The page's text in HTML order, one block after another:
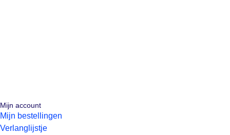
Mijn account
Mijn bestellingen
Verlanglijstje